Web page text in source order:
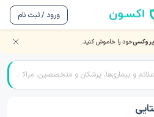
ورود / ثبت نام
خود را خاموش کنید.
روستایی